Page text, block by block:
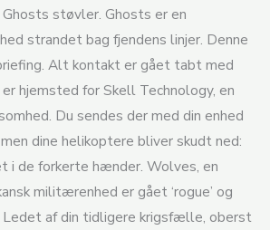
støvler. Ghosts er en
strandet bag fjendens linjer. Denne
Alt kontakt er gået tabt med
hjemsted for Skell Technology, en
Du sendes der med din enhed
dine helikoptere bliver skudt ned:
i de forkerte hænder. Wolves, en
militærenhed er gået ‘rogue’ og
Ledet af din tidligere krigsfælle, oberst